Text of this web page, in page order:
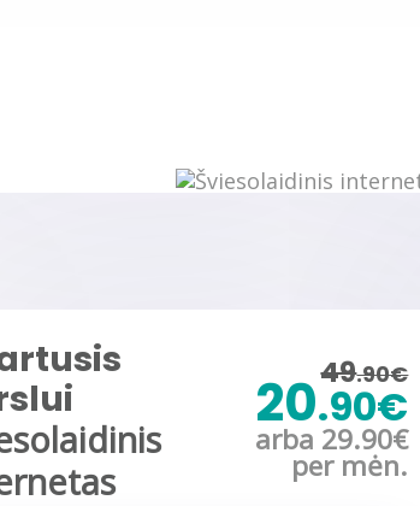
49.90€
20.90€
arba 29.90€
per mėn.